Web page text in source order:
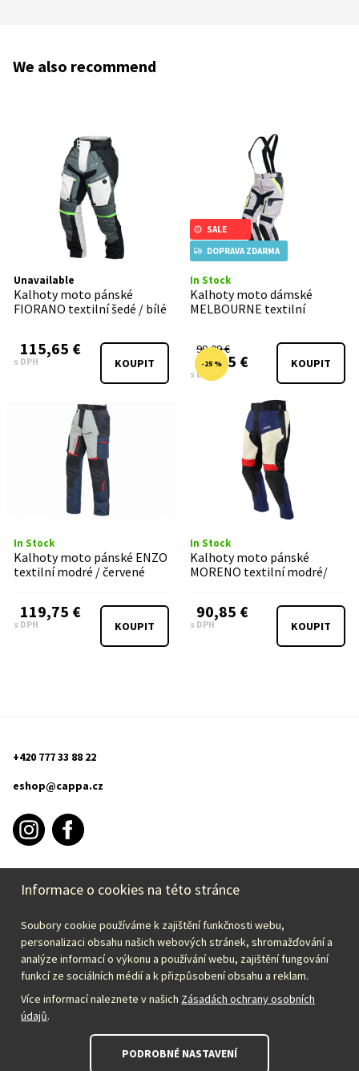
We also recommend
Unavailable
Kalhoty moto pánské
FIORANO textilní šedé / bílé
115,65 €
s DPH KOUPIT
SALE
DOPRAVA ZDARMA
In Stock
Kalhoty moto dámské
MELBOURNE textilní
99,09 €
74,35 €
-25 %
s DPH
KOUPIT
In Stock
Kalhoty moto pánské ENZO
textilní modré / červené
119,75 €
s DPH KOUPIT
In Stock
Kalhoty moto pánské
MORENO textilní modré/
90,85 €
s DPH KOUPIT
+420 777 33 88 22
eshop@cappa.cz
PURCHASE INFORMATION
CAPPA
Select your country:
Informace o cookies na této stránce
Soubory cookie používáme k zajištění funkčnosti webu,
personalizaci obsahu našich webových stránek, shromažďování a
analýze informací o výkonu a používání webu, zajištění fungování
funkcí ze sociálních médií a k přizpůsobení obsahu a reklam.
Více informací naleznete v našich Zásadách ochrany osobních
údajů.
PODROBNÉ NASTAVENÍ